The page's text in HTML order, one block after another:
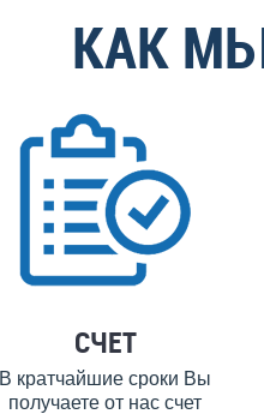
КАК
СЧЕТ
В кратчайшие сроки Вы
получаете от нас счет